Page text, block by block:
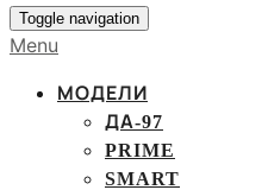
Toggle navigation
Menu
МОДЕЛИ
ДА-97
PRIME
SMART